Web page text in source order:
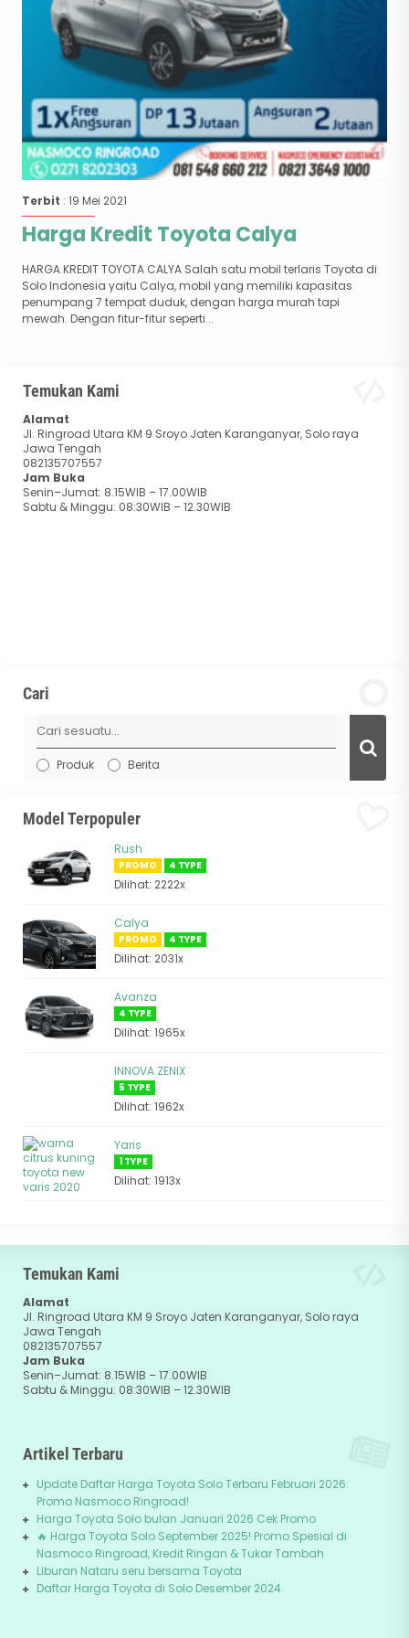
Terbit : 19 Mei 2021
Harga Kredit Toyota Calya
HARGA KREDIT TOYOTA CALYA Salah satu mobil terlaris Toyota di
Solo Indonesia yaitu Calya, mobil yang memiliki kapasitas
penumpang 7 tempat duduk, dengan harga murah tapi
mewah. Dengan fitur-fitur seperti...
Temukan Kami
Alamat
Jl. Ringroad Utara KM 9 Sroyo Jaten Karanganyar, Solo raya
Jawa Tengah
082135707557
Jam Buka
Senin–Jumat: 8.15WIB – 17.00WIB
Sabtu & Minggu: 08:30WIB – 12.30WIB
Cari
Produk Berita
Model Terpopuler
Rush
PROMO 4 TYPE
Dilihat: 2222x
Calya
PROMO 4 TYPE
Dilihat: 2031x
Avanza
4 TYPE
Dilihat: 1965x
INNOVA ZENIX
5 TYPE
Dilihat: 1962x
Yaris
1 TYPE
Dilihat: 1913x
Temukan Kami
Alamat
Jl. Ringroad Utara KM 9 Sroyo Jaten Karanganyar, Solo raya
Jawa Tengah
082135707557
Jam Buka
Senin–Jumat: 8.15WIB – 17.00WIB
Sabtu & Minggu: 08:30WIB – 12.30WIB
Artikel Terbaru
Update Daftar Harga Toyota Solo Terbaru Februari 2026:
Promo Nasmoco Ringroad!
Harga Toyota Solo bulan Januari 2026 Cek Promo
🔥 Harga Toyota Solo September 2025! Promo Spesial di
Nasmoco Ringroad, Kredit Ringan & Tukar Tambah
Liburan Nataru seru bersama Toyota
Daftar Harga Toyota di Solo Desember 2024